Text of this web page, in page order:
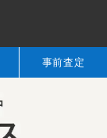
事前査定